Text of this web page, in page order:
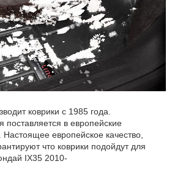
коврики с 1985 года.
поставляется в европейские
европейское качество,
что коврики подойдут для
IX35 2010-